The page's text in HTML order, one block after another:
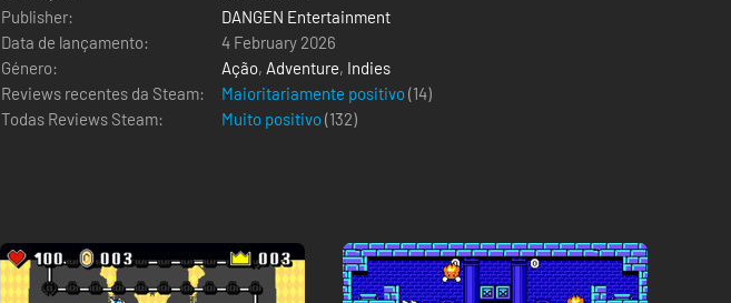
Publisher:
DANGEN Entertainment
Data de lançamento:
4 February 2026
Género:
Ação, Adventure, Indies
Reviews recentes da Steam:
Maioritariamente positivo(14)
Todas Reviews Steam:
Muito positivo(132)